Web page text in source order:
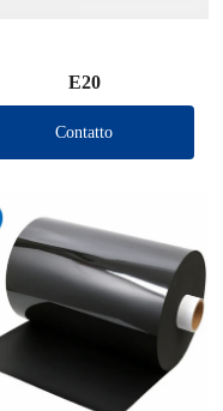
E20
Contatto